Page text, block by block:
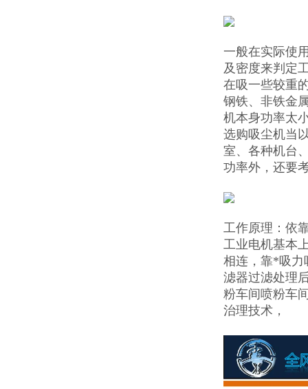
一般在实际使
及密度来判定
在吸一些较重
钢铁、非铁金
机本身功率太
选购吸尘机当
室、各种机台
功率外，还要
工作原理：依
工业电机基本
相连，靠*吸力
滤器过滤处理
粉车间喷粉车
治理技术，